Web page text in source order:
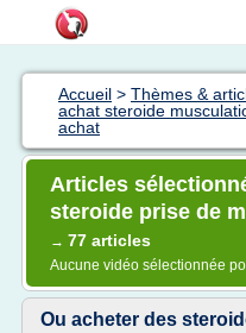
Accueil > Thèmes &
achat steroide
achat
Articles
steroide prise de
→ 77 articles
Aucune vidéo sélectionnée
Ou acheter des